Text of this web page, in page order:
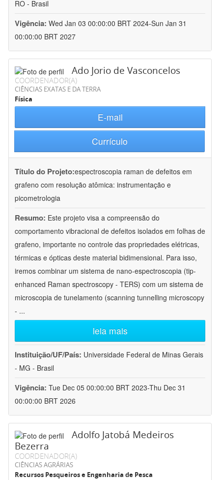
RO - Brasil
Vigência: Wed Jan 03 00:00:00 BRT 2024-Sun Jan 31
00:00:00 BRT 2027
Ado Jorio de Vasconcelos
COORDENADOR(A)
CIÊNCIAS EXATAS E DA TERRA
Física
E-mail
Currículo
Título do Projeto:espectroscopia raman de defeitos em
grafeno com resolução atômica: instrumentação e
picometrologia
Resumo: Este projeto visa a compreensão do
comportamento vibracional de defeitos isolados em folhas de
grafeno, importante no controle das propriedades elétricas,
térmicas e ópticas deste material bidimensional. Para isso,
iremos combinar um sistema de nano-espectroscopia (tip-
enhanced Raman spectroscopy - TERS) com um sistema de
microscopia de tunelamento (scanning tunnelling microscopy
- ...
leia mais
Instituição/UF/País: Universidade Federal de Minas Gerais
- MG - Brasil
Vigência: Tue Dec 05 00:00:00 BRT 2023-Thu Dec 31
00:00:00 BRT 2026
Adolfo Jatobá Medeiros
Bezerra
COORDENADOR(A)
CIÊNCIAS AGRÁRIAS
Recursos Pesqueiros e Engenharia de Pesca